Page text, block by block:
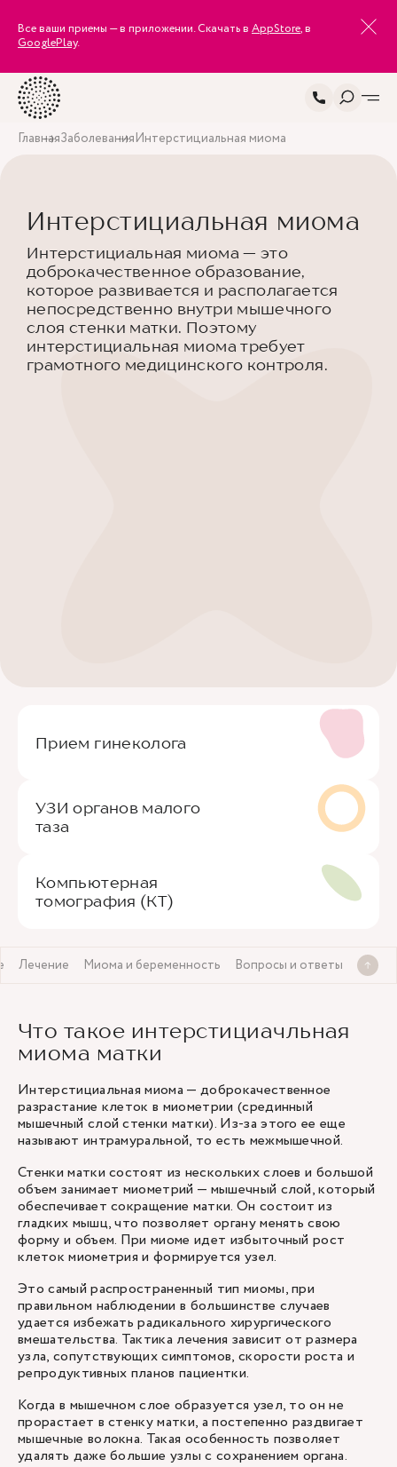
Все ваши приемы — в приложении. Скачать в AppStore, в
GooglePlay.
ГлавнаяЗаболеванияИнтерстициальная миома
Интерстициальная миома
Интерстициальная миома — это
доброкачественное образование,
которое развивается и располагается
непосредственно внутри мышечного
слоя стенки матки. Поэтому
интерстициальная миома требует
грамотного медицинского контроля.
Прием гинеколога
УЗИ органов малого
таза
Компьютерная
томография (КТ)
Лечение Миома и беременность Вопросы и ответы
Что такое интерстициачльная
миома матки
Интерстициальная миома — доброкачественное
разрастание клеток в миометрии (срединный
мышечный слой стенки матки). Из-за этого ее еще
называют интрамуральной, то есть межмышечной.
Стенки матки состоят из нескольких слоев и большой
объем занимает миометрий — мышечный слой, который
обеспечивает сокращение матки. Он состоит из
гладких мышц, что позволяет органу менять свою
форму и объем. При миоме идет избыточный рост
клеток миометрия и формируется узел.
Это самый распространенный тип миомы, при
правильном наблюдении в большинстве случаев
удается избежать радикального хирургического
вмешательства. Тактика лечения зависит от размера
узла, сопутствующих симптомов, скорости роста и
репродуктивных планов пациентки.
Когда в мышечном слое образуется узел, то он не
прорастает в стенку матки, а постепенно раздвигает
мышечные волокна. Такая особенность позволяет
удалять даже большие узлы с сохранением органа.